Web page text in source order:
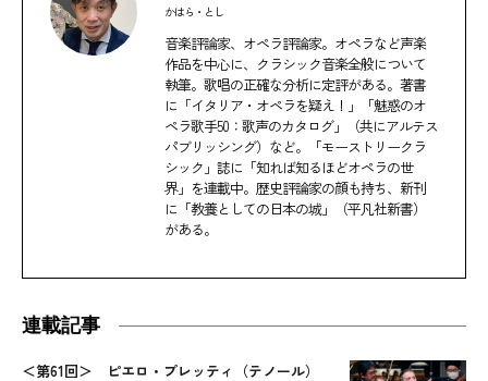
かはら・とし
音楽評論家、オペラ評論家。オペラなど声楽
作品を中心に、クラシック音楽全般について
執筆。歌唱の正確な分析に定評がある。著書
に「イタリア・オペラを疑え！」「魅惑のオ
ペラ歌手50：歌声のカタログ」（共にアルテス
パブリッシング）など。「モーストリークラ
シック」誌に「知れば知るほどオペラの世
界」を連載中。歴史評論家の顔も持ち、新刊
に「教養としての日本の城」（平凡社新書）
がある。
連載記事
＜第61回＞ ピエロ・プレッティ（テノール）